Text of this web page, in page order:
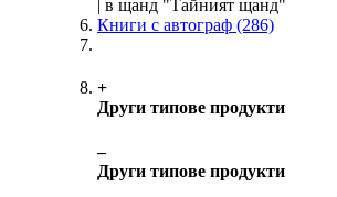
| в щанд "Тайният щанд"
Книги с автограф (286)
+
Други типове продукти
‒
Други типове продукти